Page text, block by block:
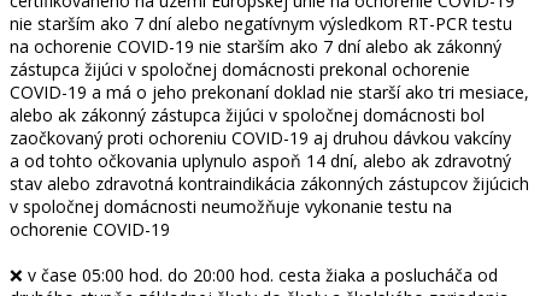
nie starším ako 7 dní alebo negatívnym výsledkom RT-PCR testu
na ochorenie COVID-19 nie starším ako 7 dní alebo ak zákonný
zástupca žijúci v spoločnej domácnosti prekonal ochorenie
COVID-19 a má o jeho prekonaní doklad nie starší ako tri mesiace,
alebo ak zákonný zástupca žijúci v spoločnej domácnosti bol
zaočkovaný proti ochoreniu COVID-19 aj druhou dávkou vakcíny
a od tohto očkovania uplynulo aspoň 14 dní, alebo ak zdravotný
stav alebo zdravotná kontraindikácia zákonných zástupcov žijúcich
v spoločnej domácnosti neumožňuje vykonanie testu na
ochorenie COVID-19
❌ v čase 05:00 hod. do 20:00 hod. cesta žiaka a poslucháča od